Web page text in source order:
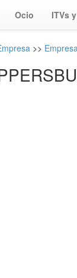
Ocio ITVs
>>